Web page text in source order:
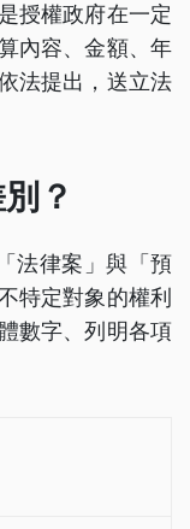
授權政府在一定
內容、金額、年
法提出，送立法
？
法律案」與「預
特定對象的權利
數字、列明各項